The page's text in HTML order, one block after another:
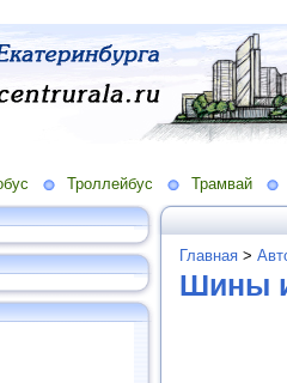
Троллейбус Трамвай
Главная >
Шины